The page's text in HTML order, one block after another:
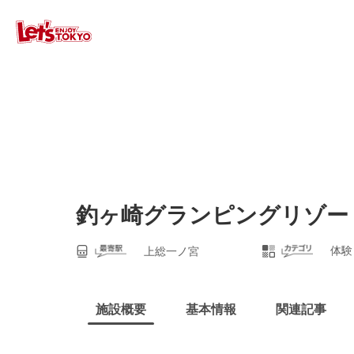
釣ヶ崎グランピングリゾー
上総一ノ宮 体
施設概要 基本情報 関連記事